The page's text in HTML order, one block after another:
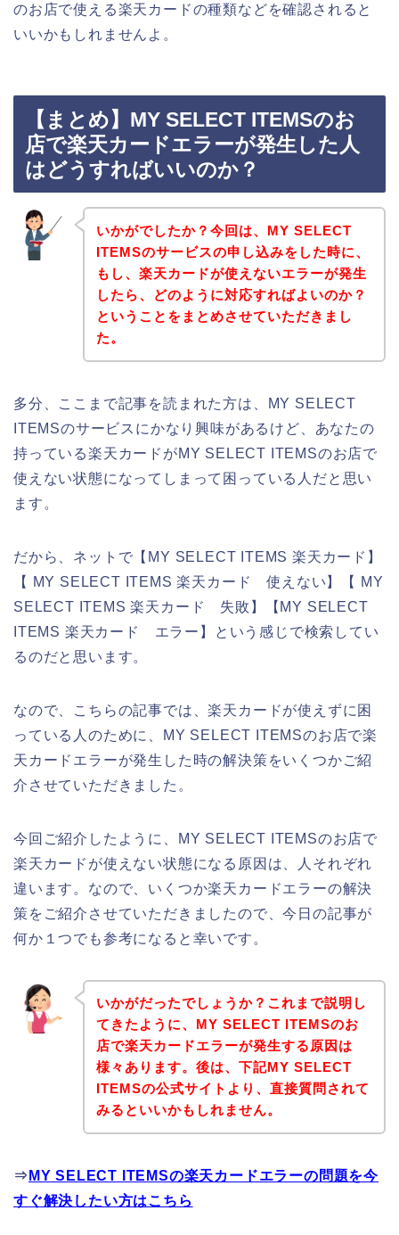
のお店で使える楽天カードの種類などを確認されると
いいかもしれませんよ。
【まとめ】MY SELECT ITEMSのお
店で楽天カードエラーが発生した人
はどうすればいいのか？
いかがでしたか？今回は、MY SELECT
ITEMSのサービスの申し込みをした時に、
もし、楽天カードが使えないエラーが発生
したら、どのように対応すればよいのか？
ということをまとめさせていただきまし
た。
多分、ここまで記事を読まれた方は、MY SELECT
ITEMSのサービスにかなり興味があるけど、あなたの
持っている楽天カードがMY SELECT ITEMSのお店で
使えない状態になってしまって困っている人だと思い
ます。
だから、ネットで【MY SELECT ITEMS 楽天カード】
【 MY SELECT ITEMS 楽天カード 使えない】【 MY
SELECT ITEMS 楽天カード 失敗】【MY SELECT
ITEMS 楽天カード エラー】という感じで検索してい
るのだと思います。
なので、こちらの記事では、楽天カードが使えずに困
っている人のために、MY SELECT ITEMSのお店で楽
天カードエラーが発生した時の解決策をいくつかご紹
介させていただきました。
今回ご紹介したように、MY SELECT ITEMSのお店で
楽天カードが使えない状態になる原因は、人それぞれ
違います。なので、いくつか楽天カードエラーの解決
策をご紹介させていただきましたので、今日の記事が
何か１つでも参考になると幸いです。
いかがだったでしょうか？これまで説明し
てきたように、MY SELECT ITEMSのお
店で楽天カードエラーが発生する原因は
様々あります。後は、下記MY SELECT
ITEMSの公式サイトより、直接質問されて
みるといいかもしれません。
⇒ MY SELECT ITEMSの楽天カードエラーの問題を今
すぐ解決したい方はこちら